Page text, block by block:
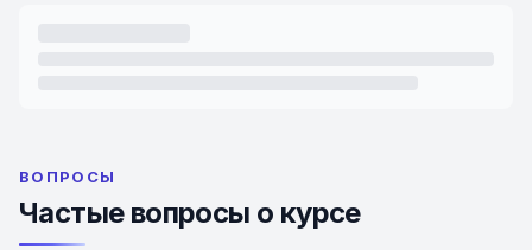
ВОПРОСЫ
Частые вопросы о курсе